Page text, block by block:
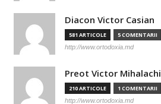
Diacon Victor Casian
581 ARTICOLE 5 COMENTARII
http://www.ortodoxia.md
Preot Victor Mihalachi
210 ARTICOLE 1 COMENTARII
http://www.ortodoxia.md